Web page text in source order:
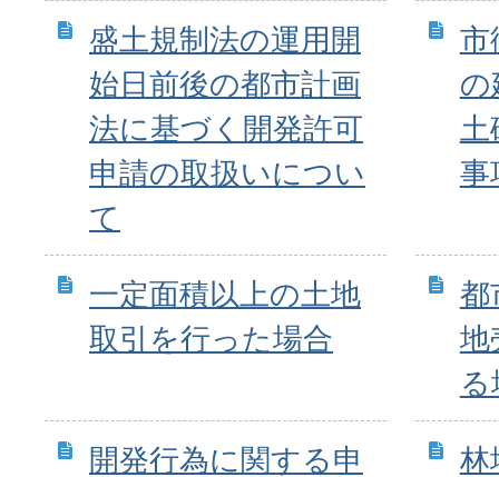
盛土規制法の運用開
始日前後の都市計画
法に基づく開発許可
申請の取扱いについ
て
市
の
事
一定面積以上の土地
取引を行った場合
都
地
開発行為に関する申
林